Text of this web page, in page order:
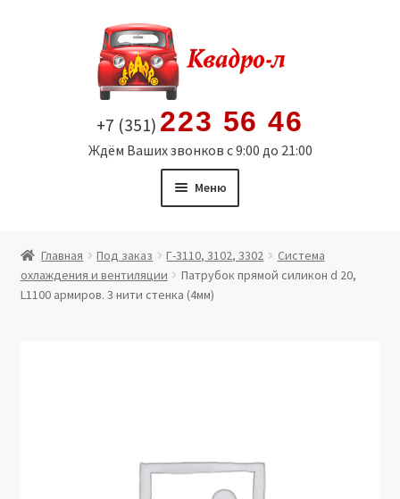
содержимому
+7 (351) 223 56 46
Ждём Ваших звонков с 9:00 до 21:00
Меню
Витрина
Главная Под заказ Г-3110, 3102, 3302
Система
охлаждения и вентиляции
Патрубок прямой силикон d 20,
L1100 армиров. 3 нити стенка (4мм)